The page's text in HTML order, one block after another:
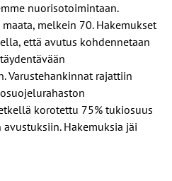
nuorisotoimintaan.
melkein 70. Hakemukset
että avutus kohdennetaan
Varustehankinnat rajattiin
korotettu 75% tukiosuus
Hakemuksia jäi